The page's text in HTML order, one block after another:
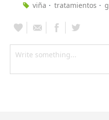
viña
tratamientos